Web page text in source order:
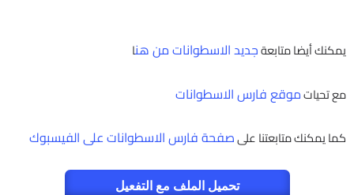
يمكنك أيضا متابعةجديد الاسطوانات من هنا
مع تحياتموقع فارس الاسطوانات
كما يمكنك متابعتنا علىصفحة فارس الاسطوانات على الفيسبوك
تحميل الملف مع التفعيل